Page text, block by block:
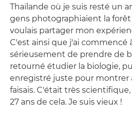
Thaïlande où je suis resté un
gens photographiaient la
voulais partager mon
C'est ainsi que j'ai commencé
sérieusement de prendre de
retourné étudier la biologie,
enregistré juste pour montrer
faisais. C'était très
27 ans de cela. Je suis vieux !